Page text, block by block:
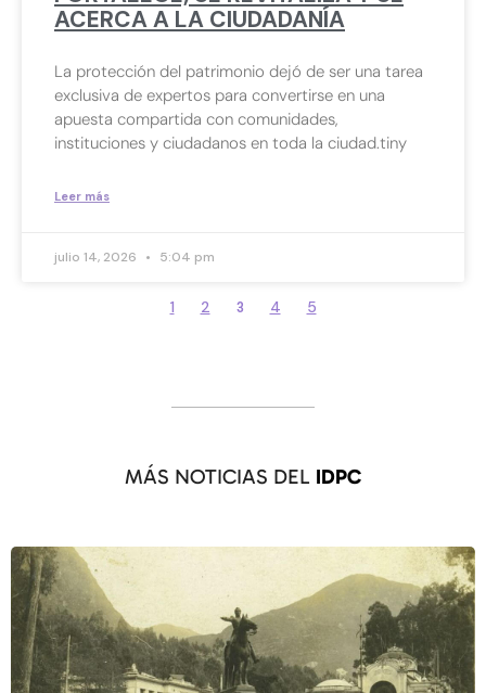
ACERCA A LA CIUDADANÍA
La protección del patrimonio dejó de ser una tarea
exclusiva de expertos para convertirse en una
apuesta compartida con comunidades,
instituciones y ciudadanos en toda la ciudad.tiny
Leer más
julio 14, 2026 5:04 pm
1 2 3 4 5
MÁS NOTICIAS DEL IDPC